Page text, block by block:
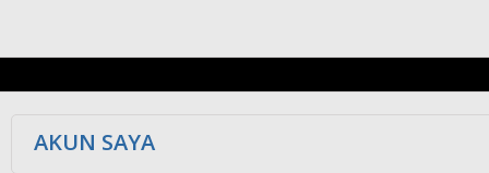
AKUN SAYA